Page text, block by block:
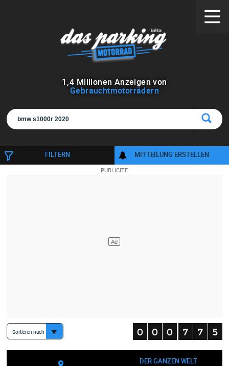
1 ,4 Millionen Anzeigen von
Gebrauchtmotorrädern
FILTERN MITTEILUNG ERSTELLEN
Sortieren nach
DER GANZEN WELT